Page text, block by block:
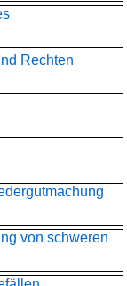
Rechten
von schweren